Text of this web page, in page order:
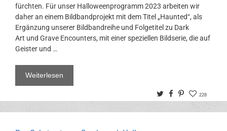
fürchten. Für unser Halloweenprogramm 2023 arbeiten wir
daher an einem Bildbandprojekt mit dem Titel „Haunted“, als
Ergänzung unserer Bildbandreihe und Folgetitel zu Dark
Art und Grave Encounters, mit einer speziellen Bildserie, die auf
Geister und …
Weiterlesen
TwitterFacebook
Pinterest
228